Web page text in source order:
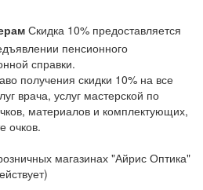
Скидка 10% предоставляется
пенсионного
справки.
получения скидки 10% на все
врача, услуг мастерской по
материалов и комплектующих,
очков.
магазинах "Айрис Оптика"